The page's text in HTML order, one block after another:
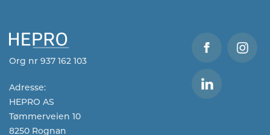
Org nr 937 162 103
Adresse:
HEPRO AS
Tømmerveien 10
8250 Rognan